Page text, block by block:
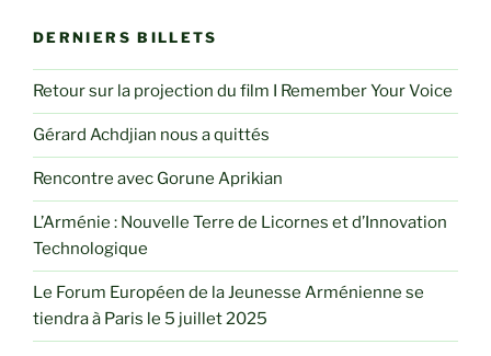
DERNIERS BILLETS
Retour sur la projection du film I Remember Your Voice
Gérard Achdjian nous a quittés
Rencontre avec Gorune Aprikian
L’Arménie : Nouvelle Terre de Licornes et d’Innovation
Technologique
Le Forum Européen de la Jeunesse Arménienne se
tiendra à Paris le 5 juillet 2025